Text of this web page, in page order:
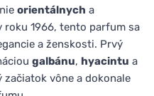
orientálnych a
roku 1966, tento parfum sa
a ženskosti. Prvý
galbánu, hyacintu a
vône a dokonale